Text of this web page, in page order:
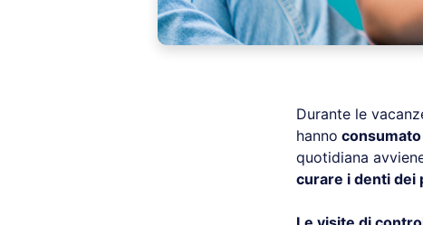
Durante le
hanno
quotidiana
curare i denti dei